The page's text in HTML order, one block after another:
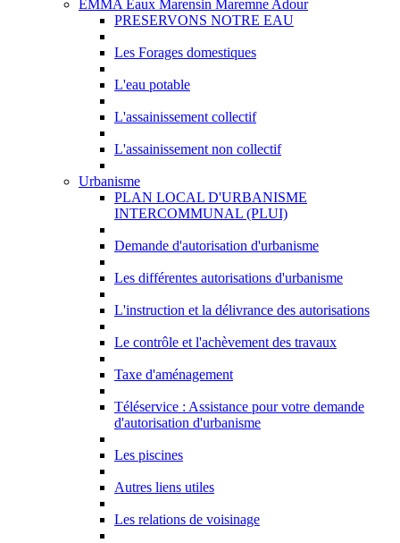
EMMA Eaux Marensin Maremne Adour
PRESERVONS NOTRE EAU
Les Forages domestiques
L'eau potable
L'assainissement collectif
L'assainissement non collectif
Urbanisme
PLAN LOCAL D'URBANISME
INTERCOMMUNAL (PLUI)
Demande d'autorisation d'urbanisme
Les différentes autorisations d'urbanisme
L'instruction et la délivrance des autorisations
Le contrôle et l'achèvement des travaux
Taxe d'aménagement
Téléservice : Assistance pour votre demande
d'autorisation d'urbanisme
Les piscines
Autres liens utiles
Les relations de voisinage